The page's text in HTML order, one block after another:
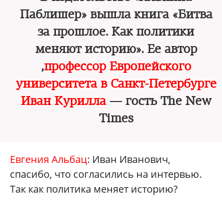
Паблишер» вышла книга «Битва
за прошлое. Как политики
меняют историю». Ее автор
,профессор Европейского
университета в Санкт-Петербурге
Иван Курилла — гость The New
Times
Евгения Альбац: Иван Иванович,
спасибо, что согласились на интервью.
Так как политика меняет историю?